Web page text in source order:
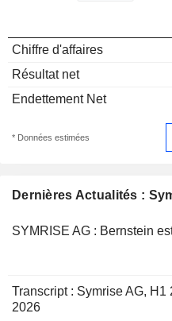
Dernières Actualités :
SYMRISE AG : Bernstein
Transcript : Symrise AG,
2026
Chiffre d'affaires
Résultat net
Endettement Net
* Données estimées